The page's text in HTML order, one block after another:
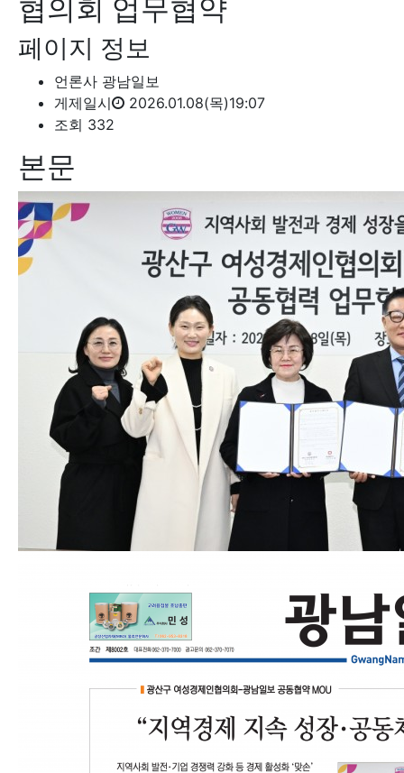
협의회 업무협약
페이지 정보
언론사 광남일보
게제일시
2026.01.08(목)19:07
조회 332
본문